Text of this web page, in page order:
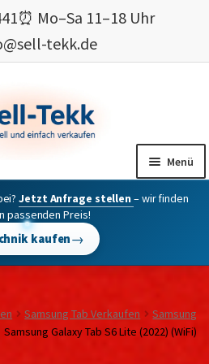
⏰ Mo–Sa 11–18 Uhr
tekk.de
Menü
Jetzt Anfrage stellen – wir finden
passenden Preis!
kaufen→
Samsung Tab Verkaufen
Samsung
Samsung Galaxy Tab S6 Lite (2022) (WiFi)